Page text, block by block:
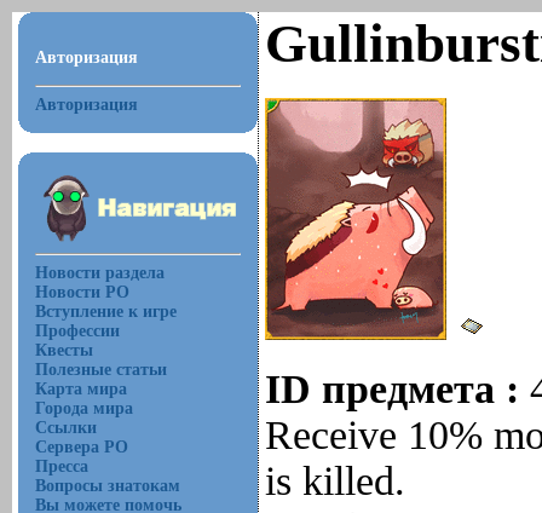
Авторизация
Авторизация
Новости раздела
Новости РО
Вступление к игре
Профессии
Квесты
Полезные статьи
Карта мира
Города мира
Ссылки
Сервера РО
Пресса
Вопросы знатокам
Вы можете помочь
ID предмета :
Receive 10%
is killed.